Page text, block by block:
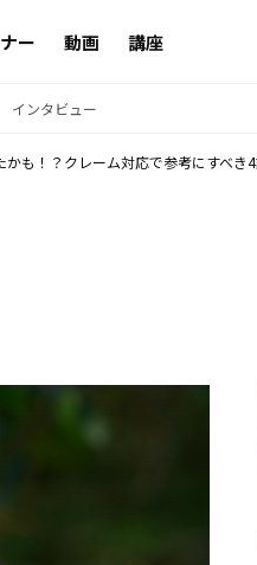
ー 動画 講座
インタビュー
も！？クレーム対応で参考にすべき